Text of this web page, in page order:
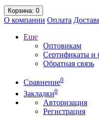
Корзина: 0
О компании Оплата
Еще
Оптовикам
Сертификаты и
Обратная связь
Сравнение0
Закладки0
Авторизация
Регистрация